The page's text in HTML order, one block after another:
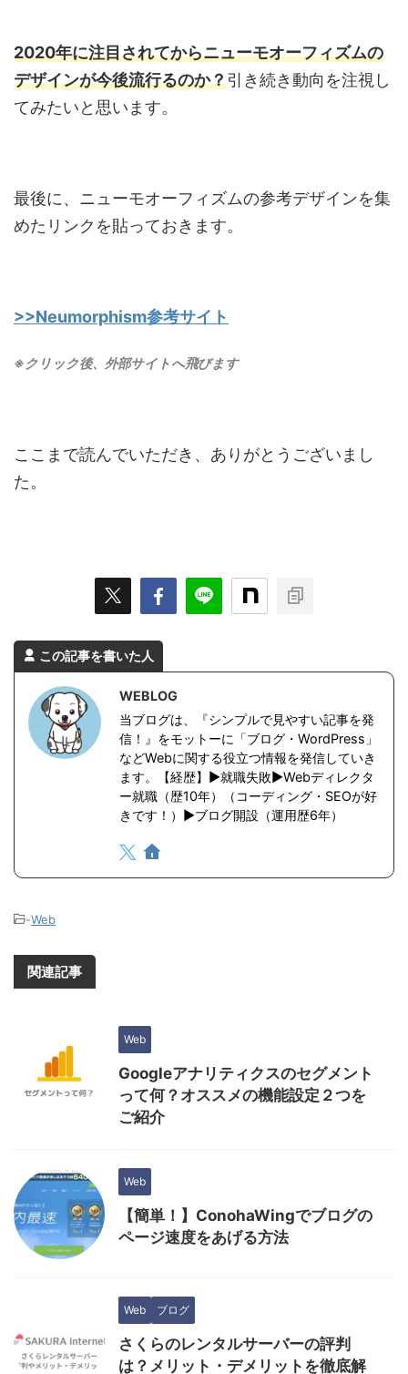
2020年に注目されてからニューモオーフィズムの
デザインが今後流行るのか？引き続き動向を注視し
てみたいと思います。
最後に、ニューモオーフィズムの参考デザインを集
めたリンクを貼っておきます。
>>Neumorphism参考サイト
※クリック後、外部サイトへ飛びます
ここまで読んでいただき、ありがとうございまし
た。
この記事を書いた人
WEBLOG
当ブログは、『シンプルで見やすい記事を発
信！』をモットーに「ブログ・WordPress」
などWebに関する役立つ情報を発信していき
ます。【経歴】▶︎就職失敗▶︎Webディレクタ
ー就職（歴10年）（コーディング・SEOが好
きです！）▶︎ブログ開設（運用歴6年）
-Web
関連記事
Web
Googleアナリティクスのセグメント
って何？オススメの機能設定２つを
ご紹介
Web
【簡単！】ConohaWingでブログの
ページ速度をあげる方法
Web ブログ
さくらのレンタルサーバーの評判
は？メリット・デメリットを徹底解